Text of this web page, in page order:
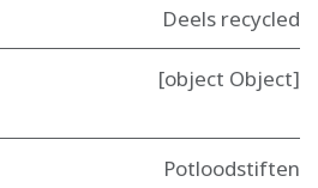
Deels recycled
[object Object]
Potloodstiften